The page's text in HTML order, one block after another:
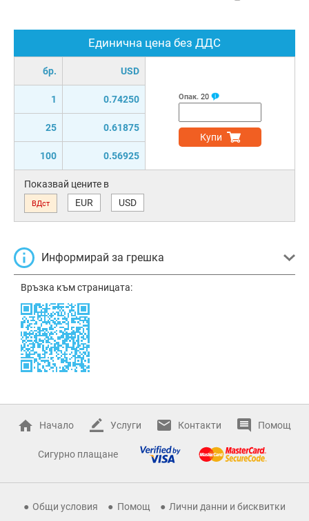
Единична цена без ДДС
бр. USD
1 0.74250
25 0.61875
100 0.56925
Опак. 20
Купи
Показвай цените в
ВДст EUR USD
Информирай за грешка
Връзка към страницата:
Начало Услуги Контакти Помощ
Сигурно плащане
Общи условия Помощ
Лични данни и бисквитки